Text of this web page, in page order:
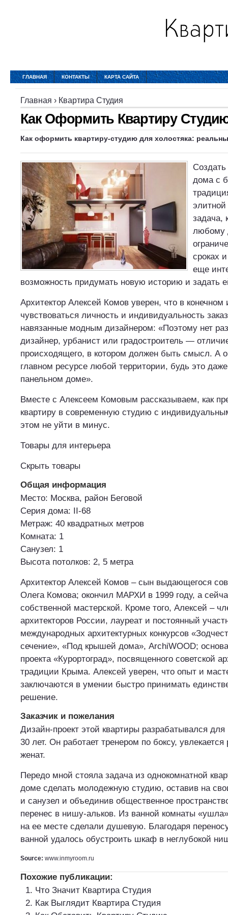
ГЛАВНАЯ КОНТАКТЫ КАРТА САЙТА
Главная › Квартира Студия
Как Оформить Квартиру
Как оформить квартиру-студию для холостяка:
дома с
задача,
любому
сроках
еще
возможность придумать новую историю и задать
Архитектор Алексей Комов уверен, что в конечном
чувствоваться личность и индивидуальность
навязанные модным дизайнером: «Поэтому нет
дизайнер, урбанист или градостроитель —
происходящего, в котором должен быть смысл. А
главном ресурсе любой территории, будь это
панельном доме».
Вместе с Алексеем Комовым рассказываем, как
квартиру в современную студию с
этом не уйти в минус.
Товары для интерьера
Скрыть товары
Общая информация
Место: Москва, район Беговой
Cерия дома: II-68
Метраж: 40 квадратных метров
Комната: 1
Санузел: 1
Высота потолков: 2, 5 метра
Архитектор Алексей Комов – сын выдающегося
Олега Комова; окончил МАРХИ в 1999 году, а
собственной мастерской. Кроме того, Алексей –
архитекторов России, лауреат и постоянный
международных архитектурных конкурсов
сечение», «Под крышей дома», ArchiWOOD;
проекта «Курортоград», посвященного советской
традиции Крыма. Алексей уверен, что опыт и
заключаются в умении быстро принимать
решение.
Заказчик и пожелания
Дизайн-проект этой квартиры разрабатывался для
30 лет. Он работает тренером по боксу,
женат.
Передо мной стояла задача из однокомнатной
доме сделать молодежную студию, оставив на
и санузел и объединив общественное
перенес в нишу-альков. Из ванной комнаты
на ее месте сделали душевую. Благодаря
ванной удалось обустроить шкаф в неглубокой
Source: www.inmyroom.ru
Похожие публикации:
Что Значит Квартира Студия
Как Выглядит Квартира Студия